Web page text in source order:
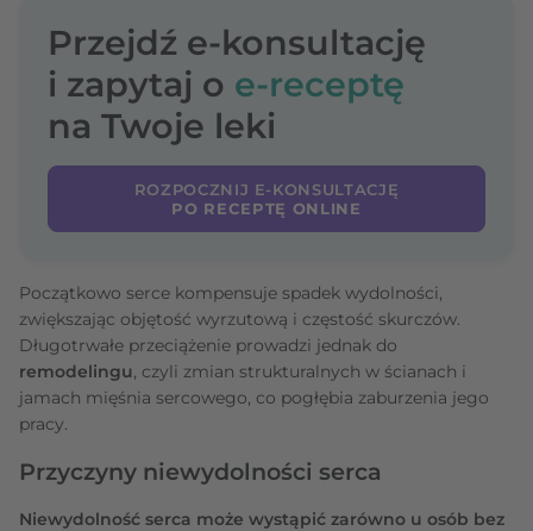
Przejdź e-konsultację
i zapytaj o e-receptę
na Twoje leki
ROZPOCZNIJ E-KONSULTACJĘ
PO RECEPTĘ ONLINE
Początkowo serce kompensuje spadek wydolności,
zwiększając objętość wyrzutową i częstość skurczów.
Długotrwałe przeciążenie prowadzi jednak do
remodelingu, czyli zmian strukturalnych w ścianach i
jamach mięśnia sercowego, co pogłębia zaburzenia jego
pracy.
Przyczyny niewydolności serca
Niewydolność serca może wystąpić zarówno u osób bez